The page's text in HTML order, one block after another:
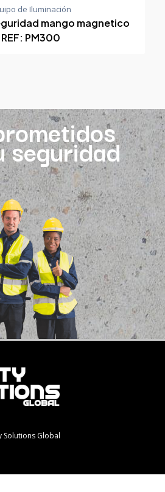
de Iluminación
mango magnetico
REF: PM300
seguridad
Solutions Global